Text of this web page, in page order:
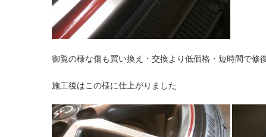
御覧の様な傷も買い換え・交換より低価格・短時間で修
施工後はこの様に仕上がりました